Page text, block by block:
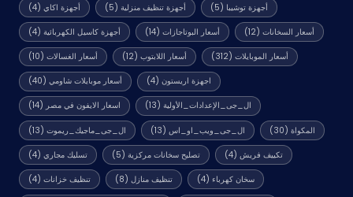
أجهزة اكاي(4) أجهزة تنظيف منزلية (5) أجهزة توشيبا (5)
أجهزة كاسيل الكهربائية(4) أسعار البوتاجازات (14) أسعار السخانات (12)
أسعار الغسالات(10) أسعار اللابتوب (12) أسعار الموبايلات (312)
أسعار موبايلات شاومي(40) اجهزة اريستون (4)
اسعار الايفون في مصر (14) ال_جى_الإعدادات_الأولية (13)
ال_جى_ماجيك_ريموت(13) ال_جى_ويب_او_اس (13) المكواة (30)
تسليك مجاري(4) تصليح سخانات مركزية (5) تكييف فريش (4)
تنظيف خزانات(4) تنظيف منازل (8) سخان كهرباء (4)